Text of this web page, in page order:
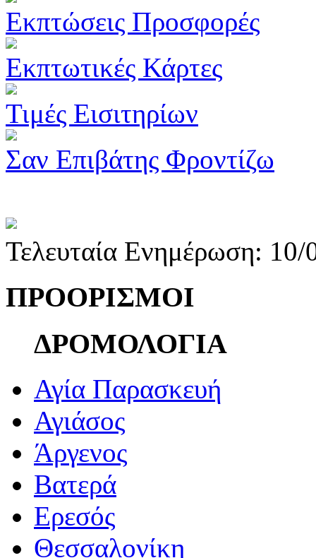
Εκπτώσεις Προσφορές
Εκπτωτικές Κάρτες
Τιμές Εισιτηρίων
Σαν Επιβάτης Φροντίζω
Τελευταία Ενημέρωση:
ΠΡΟΟΡΙΣΜΟΙ
ΔΡΟΜΟΛΟΓΙΑ
Αγία Παρασκευή
Αγιάσος
Άργενος
Βατερά
Ερεσός
Θεσσαλονίκη